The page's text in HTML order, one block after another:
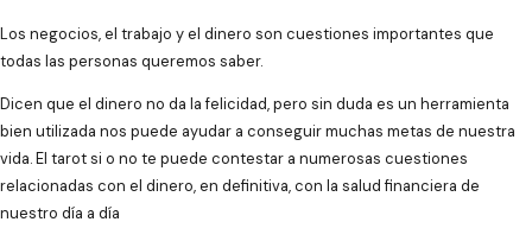
Los negocios, el trabajo y el dinero son cuestiones importantes que
todas las personas queremos saber.
Dicen que el dinero no da la felicidad, pero sin duda es un herramienta
bien utilizada nos puede ayudar a conseguir muchas metas de nuestra
vida. El tarot si o no te puede contestar a numerosas cuestiones
relacionadas con el dinero, en definitiva, con la salud financiera de
nuestro día a día